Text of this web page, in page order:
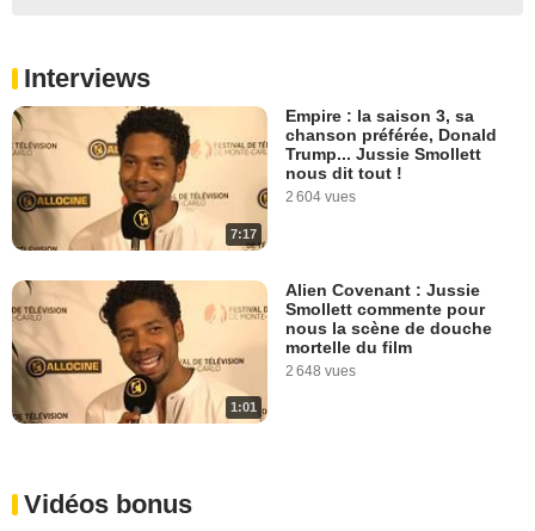
Interviews
7:17
Empire : la saison 3, sa
chanson préférée, Donald
Trump... Jussie Smollett
nous dit tout !
2 604 vues
1:01
Alien Covenant : Jussie
Smollett commente pour
nous la scène de douche
mortelle du film
2 648 vues
Vidéos bonus